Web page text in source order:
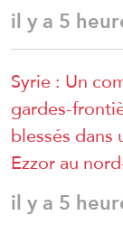
il y a 5
Syrie : Un
gardes-
blessés dans
Ezzor au
il y a 5